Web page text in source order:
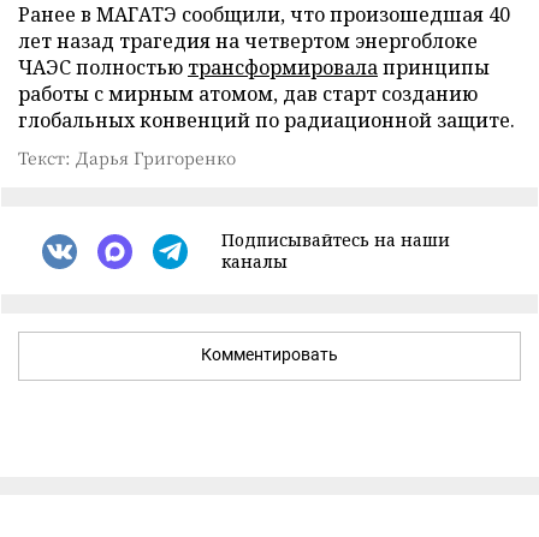
Ранее в МАГАТЭ сообщили, что произошедшая 40
лет назад трагедия на четвертом энергоблоке
ЧАЭС полностью трансформировалапринципы
работы с мирным атомом, дав старт созданию
глобальных конвенций по радиационной защите.
Текст: Дарья Григоренко
Подписывайтесь на наши
каналы
Комментировать